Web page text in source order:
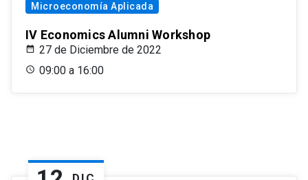
Microeconomía Aplicada
IV Economics Alumni Workshop
27 de Diciembre de 2022
09:00 a 16:00